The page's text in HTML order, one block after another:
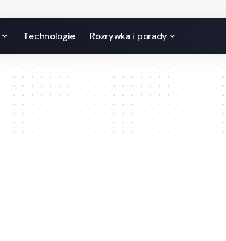
Technologie Rozrywka i porady